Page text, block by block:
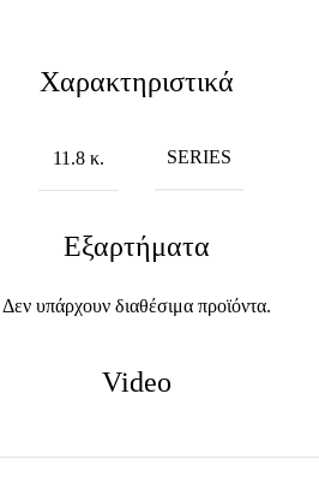
Χαρακτηριστικά
11.8 κ. SERIES
Εξαρτήματα
Δεν υπάρχουν διαθέσιμα προϊόντα.
Video